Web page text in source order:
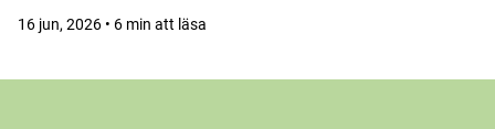
16 jun, 2026 • 6 min att läsa